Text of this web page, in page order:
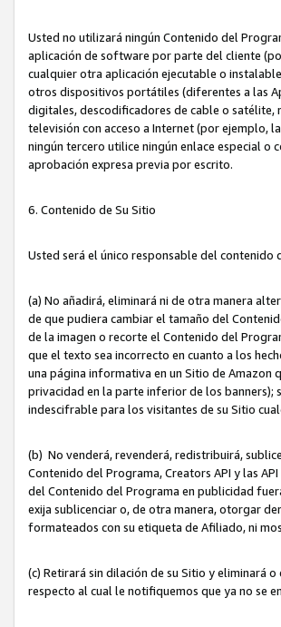
Usted no utilizará ningún Contenido del
aplicación de software por parte del cliente
cualquier otra aplicación ejecutable o
otros dispositivos portátiles (diferentes a las
digitales, descodificadores de cable o
televisión con acceso a Internet (por ejemplo,
ningún tercero utilice ningún enlace especial
aprobación expresa previa por escrito.
6. Contenido de Su Sitio
Usted será el único responsable del contenido
(a) No añadirá, eliminará ni de otra manera
de que pudiera cambiar el tamaño del
de la imagen o recorte el Contenido del
que el texto sea incorrecto en cuanto a los
una página informativa en un Sitio de Amazon
privacidad en la parte inferior de los
indescifrable para los visitantes de su Sitio
(b) No venderá, revenderá, redistribuirá,
Contenido del Programa, Creators API y las
del Contenido del Programa en publicidad
exija sublicenciar o, de otra manera, otorgar
formateados con su etiqueta de Afiliado, ni
(c) Retirará sin dilación de su Sitio y eliminará
respecto al cual le notifiquemos que ya no se